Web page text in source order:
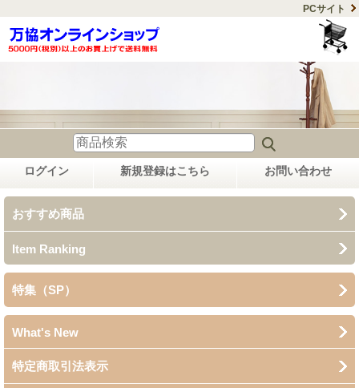
PCサイト
ログイン 新規登録はこちら お問い合わせ
おすすめ商品
Item Ranking
特集（SP）
What's New
特定商取引法表示